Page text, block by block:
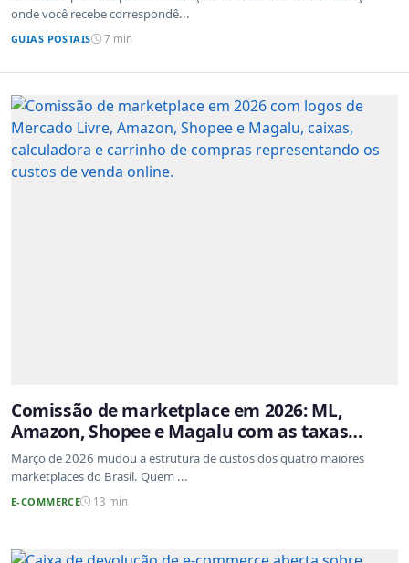
onde você recebe correspondê...
GUIAS POSTAIS 7 min
Comissão de marketplace em 2026: ML,
Amazon, Shopee e Magalu com as taxas
atualizadas
Março de 2026 mudou a estrutura de custos dos quatro maiores
marketplaces do Brasil. Quem ...
E-COMMERCE 13 min